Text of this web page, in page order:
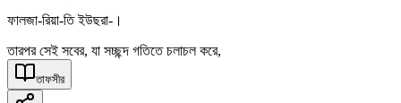
ফালজা-রিয়া-তি ইউছরা-।
তারপর সেই সবের, যা সচ্ছন্দ গতিতে চলাচল করে,
তাফসীর